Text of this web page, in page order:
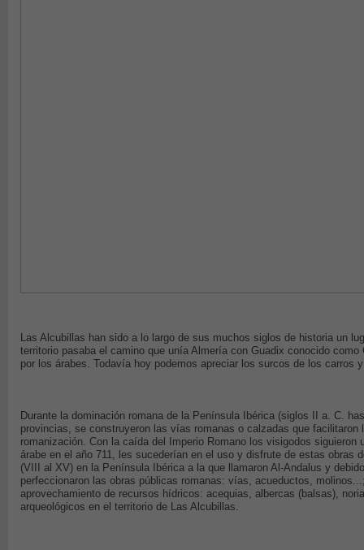
Las Alcubillas han sido a lo largo de sus muchos siglos de historia un
territorio pasaba el camino que unía Almería con Guadix conocido
por los árabes. Todavía hoy podemos apreciar los surcos de los
Durante la dominación romana de la Península Ibérica (siglos II a. C.
provincias, se construyeron las vías romanas o calzadas que
romanización. Con la caída del Imperio Romano los visigodos
árabe en el año 711, les sucederían en el uso y disfrute de estas obras
(VIII al XV) en la Península Ibérica a la que llamaron Al-Andalus y
perfeccionaron las obras públicas romanas: vías, acueductos,
aprovechamiento de recursos hídricos: acequias, albercas (balsas),
arqueológicos en el territorio de Las Alcubillas.